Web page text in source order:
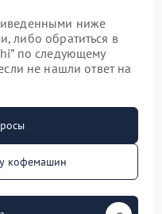
ниже
либо обратиться в
по следующему
не нашли ответ на
кофемашин